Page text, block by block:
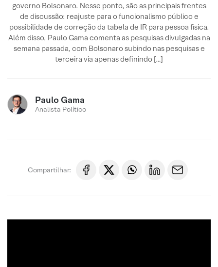
governo Bolsonaro. Nesse ponto, são as principais frentes
de discussão: reajuste para o funcionalismo público e
possibilidade de correção da tabela de IR para pessoa física.
Além disso, Paulo Gama comenta as pesquisas divulgadas na
semana passada, com Bolsonaro subindo nas pesquisas e
terceira via apenas definindo […]
Paulo Gama
Analista Político
Compartilhar: